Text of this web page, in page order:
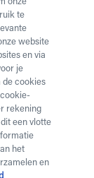
van
in het
via 02 218
Wil je
.
betaalt een
levering
te
website
en via
je
de cookies
rekening
een vlotte
het
en